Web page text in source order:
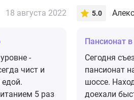
18 августа 2022
-
чист и
5 раз
5.0
Пансионат
Сегодня
пансионат
шоссе.
доехали